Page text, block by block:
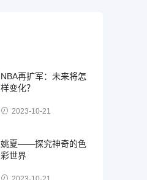
NBA再扩军：未来将怎
样变化？
2023-10-21
姚夏——探究神奇的色
彩世界